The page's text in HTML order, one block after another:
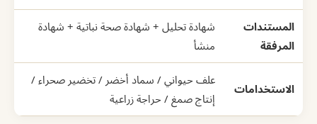
المستندات
المرفقة
شهادة تحليل + شهادة صحة نباتية + شهادة
منشأ
الاستخدامات
علف حيواني / سماد أخضر / تخضير صحراء /
إنتاج صمغ / حراجة زراعية